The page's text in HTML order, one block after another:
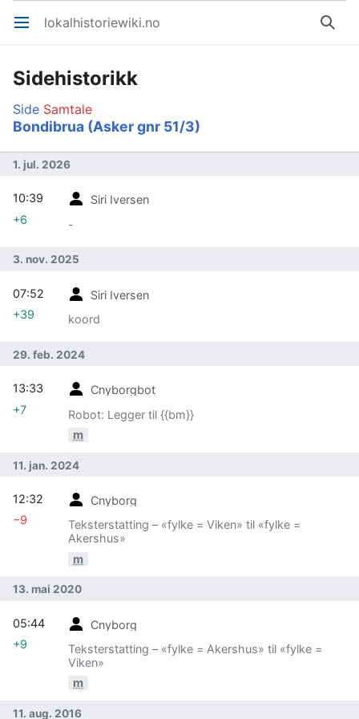
Åpne hovedmenyen lokalhistoriewiki.no Søk
Sidehistorikk
Side Samtale
Bondibrua (Asker gnr 51/3)
1. jul. 2026
Siri Iversen
-
10:39
+6
3. nov. 2025
Siri Iversen
koord
07:52
+39
29. feb. 2024
Cnyborgbot
Robot: Legger til {{bm}}
m
13:33
+7
11. jan. 2024
Cnyborg
Teksterstatting – «fylke = Viken» til «fylke =
Akershus»
m
12:32
−9
13. mai 2020
Cnyborg
Teksterstatting – «fylke = Akershus» til «fylke =
Viken»
m
05:44
+9
11. aug. 2016